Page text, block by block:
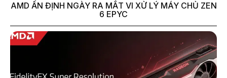
AMD ẤN ĐỊNH NGÀY RA MẮT VI XỬ LÝ MÁY CHỦ ZEN
6 EPYC